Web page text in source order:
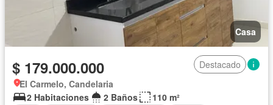
Casa
$ 179.000.000
Destacado
El Carmelo, Candelaria
2 Habitaciones
2 Baños
110 m²